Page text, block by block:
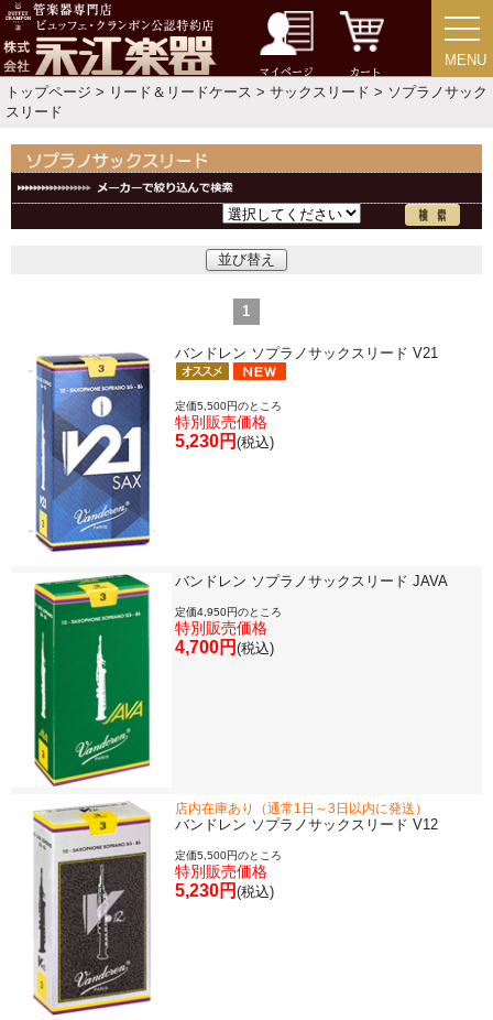
マイページ カート
MENU
MENU
トップページ > リード＆リードケース > サックスリード > ソプラノサック
スリード
並び替え
1
バンドレン ソプラノサックスリード V21
定価5,500円のところ
特別販売価格
5,230円 (税込)
バンドレン ソプラノサックスリード JAVA
定価4,950円のところ
特別販売価格
4,700円 (税込)
店内在庫あり（通常1日～3日以内に発送）
バンドレン ソプラノサックスリード V12
定価5,500円のところ
特別販売価格
5,230円 (税込)
よくあるご質問 会社紹介
特定商取引法